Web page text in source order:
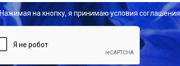
Нажимая на кнопку, я принимаю условия соглашения.